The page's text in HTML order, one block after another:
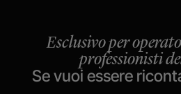
Esclusivo per
professionisti
Se vuoi essere